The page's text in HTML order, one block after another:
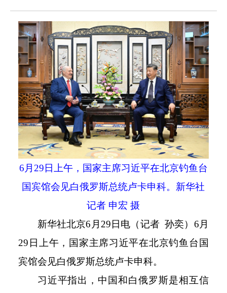
6月 29 日上午，国家主席习近平在北京钓鱼台
国宾馆会见白俄罗斯总统卢卡申科。新华社
记者 申宏 摄
新华社北京6 月 29 日电（记者 孙奕） 6月
29 日上午，国家主席习近平在北京钓鱼台国
宾馆会见白俄罗斯总统卢卡申科。
习近平指出，中国和白俄罗斯是相互信